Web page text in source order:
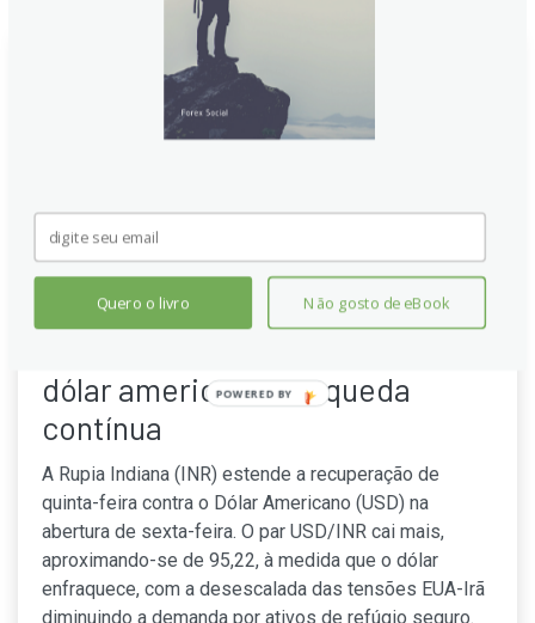
dólar americano em queda
contínua
A Rupia Indiana (INR) estende a recuperação de
quinta-feira contra o Dólar Americano (USD) na
abertura de sexta-feira. O par USD/INR cai mais,
aproximando-se de 95,22, à medida que o dólar
enfraquece, com a desescalada das tensões EUA-Irã
diminuindo a demanda por ativos de refúgio seguro.
Quero o livro Não gosto de eBook
POWERED